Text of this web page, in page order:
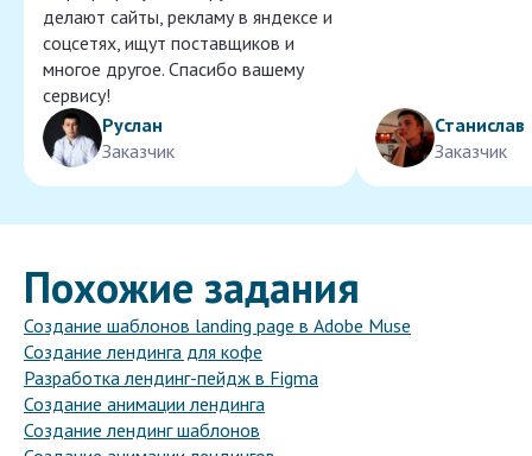
делают сайты, рекламу в яндексе и
соцсетях, ищут поставщиков и
многое другое. Спасибо вашему
сервису!
Руслан
Заказчик
Станислав
Заказчик
Похожие задания
Создание шаблонов landing page в Adobe Muse
Создание лендинга для кофе
Разработка лендинг-пейдж в Figma
Создание анимации лендинга
Создание лендинг шаблонов